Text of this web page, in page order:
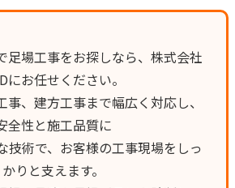
足場工事をお探しなら、株式会社
にお任せください。
事、建方工事まで幅広く対応し、
全性と施工品質に
技術で、お客様の工事現場をしっ
かりと支えます。